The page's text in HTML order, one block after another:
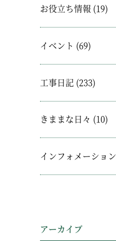
お役立ち情報 (19)
イベント (69)
工事日記 (233)
きままな日々 (10)
インフォメーション
アーカイブ